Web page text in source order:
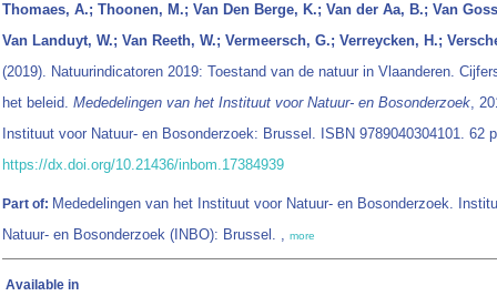
Thomaes, A.; Thoonen, M.; Van Den Berge, K.; Van der Aa, B.; Van
Van Landuyt, W.; Van Reeth, W.; Vermeersch, G.; Verreycken, H.;
(2019). Natuurindicatoren 2019: Toestand van de natuur in Vlaanderen.
het beleid. Mededelingen van het Instituut voor Natuur- en Bosonderzoek,
Instituut voor Natuur- en Bosonderzoek: Brussel. ISBN 9789040304101. 62
https://dx.doi.org/10.21436/inbom.17384939
Part of: Mededelingen van het Instituut voor Natuur- en Bosonderzoek.
Natuur- en Bosonderzoek (INBO): Brussel. , more
Available in